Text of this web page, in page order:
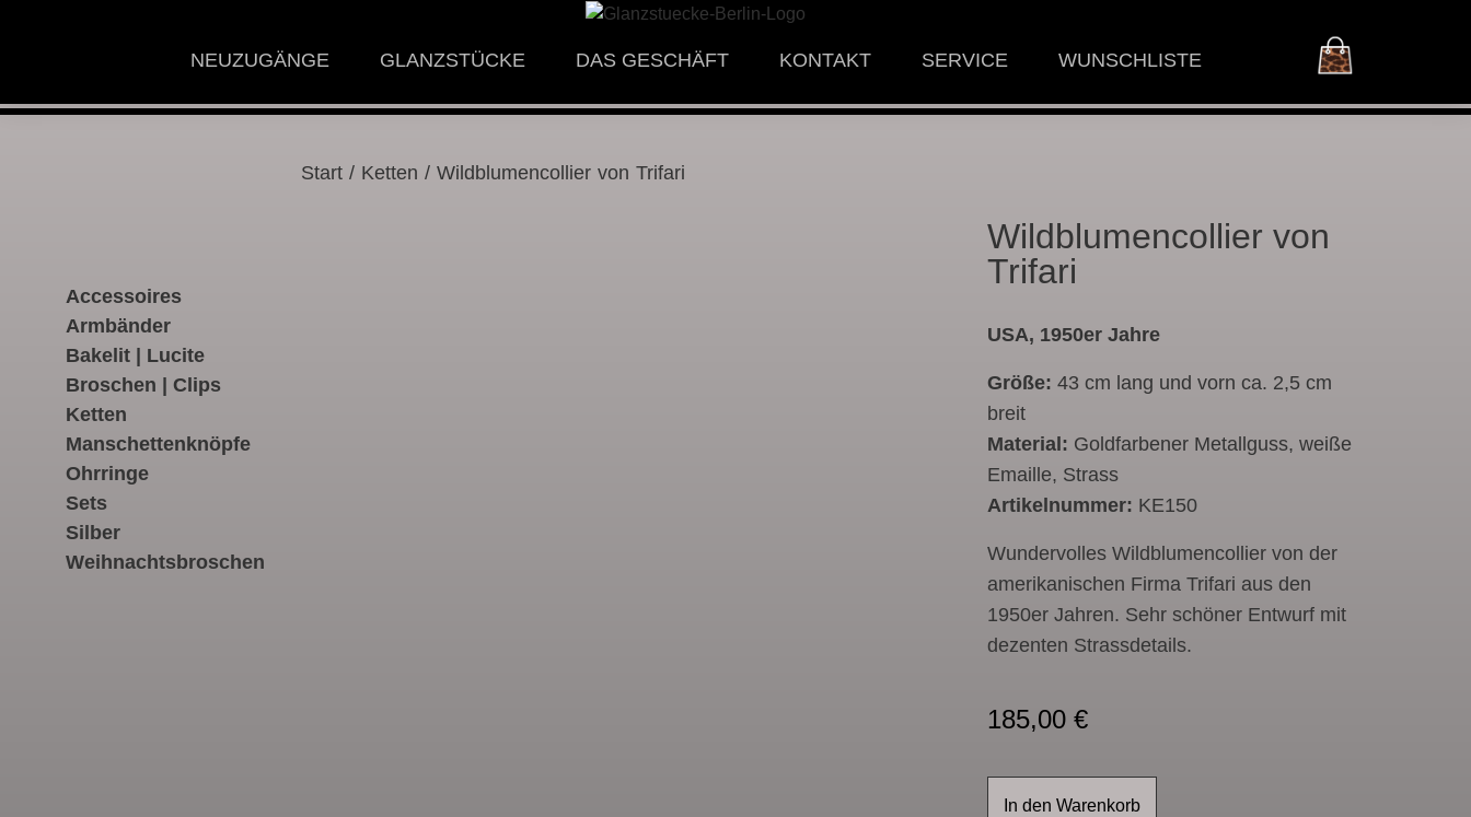
NEUZUGÄNGE GLANZSTÜCKE DAS GESCHÄFT KONTAKT SERVICE WUNSCHLISTE
Start / Ketten / Wildblumencollier von Trifari
Accessoires
Armbänder
Bakelit | Lucite
Broschen | Clips
Ketten
Manschettenknöpfe
Ohrringe
Sets
Silber
Weihnachtsbroschen
Wildblumencollier von
Trifari
USA, 1950er Jahre
Größe: 43 cm lang und vorn ca. 2,5 cm
breit
Material: Goldfarbener Metallguss, weiße
Emaille, Strass
Artikelnummer: KE150
Wundervolles Wildblumencollier von der
amerikanischen Firma Trifari aus den
1950er Jahren. Sehr schöner Entwurf mit
dezenten Strassdetails.
185,00 €
In den Warenkorb